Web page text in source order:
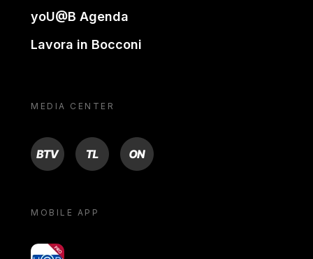
yoU@B Agenda
Lavora in Bocconi
MEDIA CENTER
BTV TL ON
MOBILE APP
yoU@B